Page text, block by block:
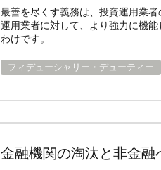
最善を尽くす義務は、投資運用業
運用業者に対して、より強力に機
わけです。
フィデューシャリー・デューティー
金融機関の淘汰と非金融